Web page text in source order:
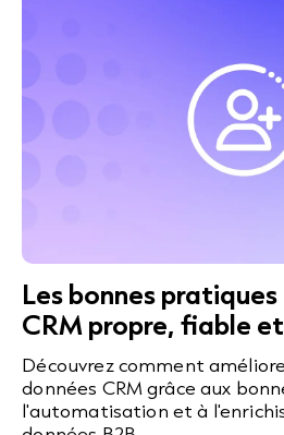
Les bonnes
CRM propre, fiable
Découvrez comment
données CRM grâce aux
l'automatisation et à